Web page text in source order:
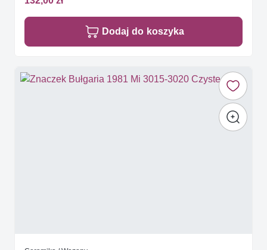
Dodaj do koszyka